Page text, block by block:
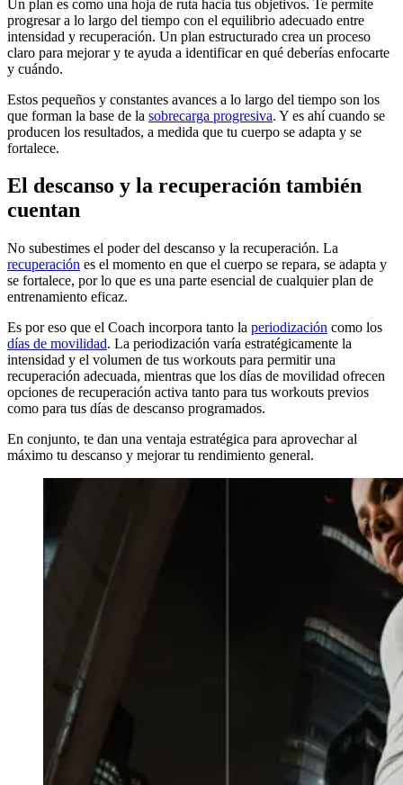
Un plan es como una hoja de ruta hacia tus objetivos. Te permite
progresar a lo largo del tiempo con el equilibrio adecuado entre
intensidad y recuperación. Un plan estructurado crea un proceso
claro para mejorar y te ayuda a identificar en qué deberías enfocarte
y cuándo.
Estos pequeños y constantes avances a lo largo del tiempo son los
que forman la base de la sobrecarga progresiva. Y es ahí cuando se
producen los resultados, a medida que tu cuerpo se adapta y se
fortalece.
El descanso y la recuperación también
cuentan
No subestimes el poder del descanso y la recuperación. La
recuperación es el momento en que el cuerpo se repara, se adapta y
se fortalece, por lo que es una parte esencial de cualquier plan de
entrenamiento eficaz.
Es por eso que el Coach incorpora tanto la periodización como los
días de movilidad. La periodización varía estratégicamente la
intensidad y el volumen de tus workouts para permitir una
recuperación adecuada, mientras que los días de movilidad ofrecen
opciones de recuperación activa tanto para tus workouts previos
como para tus días de descanso programados.
En conjunto, te dan una ventaja estratégica para aprovechar al
máximo tu descanso y mejorar tu rendimiento general.